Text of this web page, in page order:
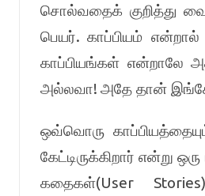
சொல்வதைக் குறித்து
பெயர்.காப்பியம் என்றால்
காப்பியங்கள் என்றாலே
அல்லவா! அதே தான்
ஒவ்வொரு
கேட்டிருக்கிறார் என்று
கதைகள்(User